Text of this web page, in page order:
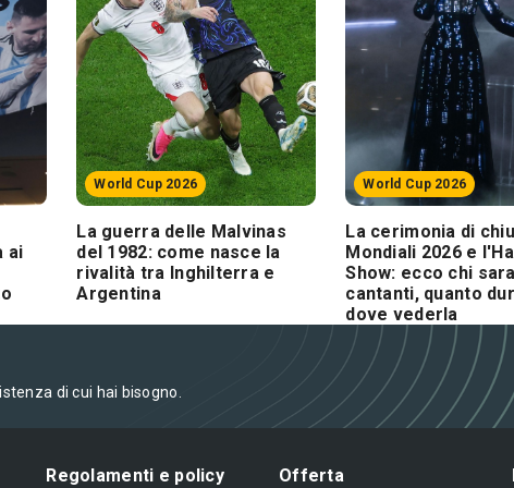
ai
World Cup 2026
La guerra delle Malvinas
del 1982: come nasce la
rivalità tra Inghilterra e
Argentina
World Cup 2026
La cerimonia di
Mondiali 2026 e
Show: ecco chi
cantanti, quanto
dove vederla
di cui hai bisogno.
Regolamenti e policy Offerta